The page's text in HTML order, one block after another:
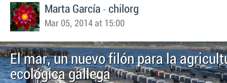
Marta García - chilorg
Mar 05, 2014 at 15:00
El mar, un nuevo filón para la
ecológica gallega